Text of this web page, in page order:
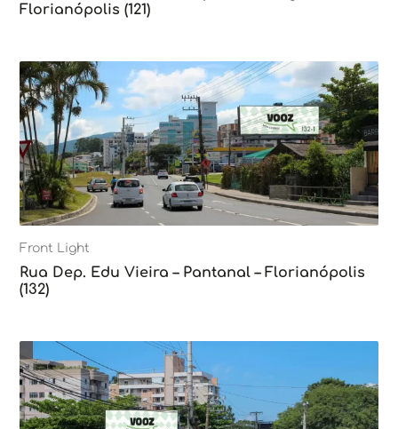
Florianópolis (121)
Front Light
Rua Dep. Edu Vieira – Pantanal – Florianópolis
(132)